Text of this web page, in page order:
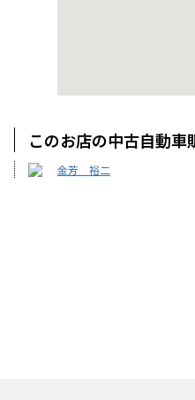
このお店の中古自動車
金芳 裕二